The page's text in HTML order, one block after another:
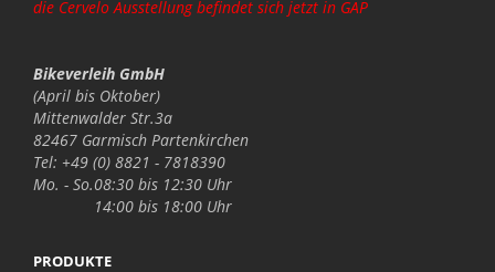
die Cervelo Ausstellung befindet sich jetzt in GAP
Bikeverleih GmbH
(April bis Oktober)
Mittenwalder Str.3a
82467 Garmisch Partenkirchen
Tel: +49 (0) 8821 - 7818390
Mo. - So.08:30 bis 12:30 Uhr
14:00 bis 18:00 Uhr
PRODUKTE